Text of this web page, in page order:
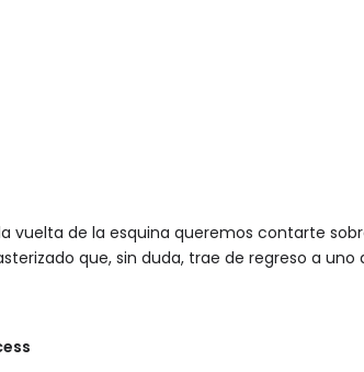
vuelta de la esquina queremos contarte
que, sin duda, trae de regreso a uno